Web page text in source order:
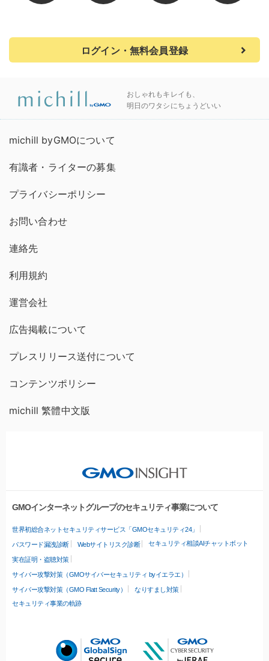
ログイン・無料会員登録
おしゃれもキレイも、
明日のワタシにちょうどいい
michill byGMOについて
有識者・ライターの募集
プライバシーポリシー
お問い合わせ
連絡先
利用規約
運営会社
広告掲載について
プレスリリース送付について
コンテンツポリシー
michill 繁體中文版
GMOインターネットグループのセキュリティ事業について
世界初総合ネットセキュリティサービス「GMOセキュリティ24」
パスワード漏洩診断 Webサイトリスク診断 セキュリティ相談AIチャットボット
実在証明・盗聴対策
サイバー攻撃対策（GMOサイバーセキュリティ byイエラエ）
サイバー攻撃対策（GMO Flatt Security）
なりすまし対策
セキュリティ事業の軌跡